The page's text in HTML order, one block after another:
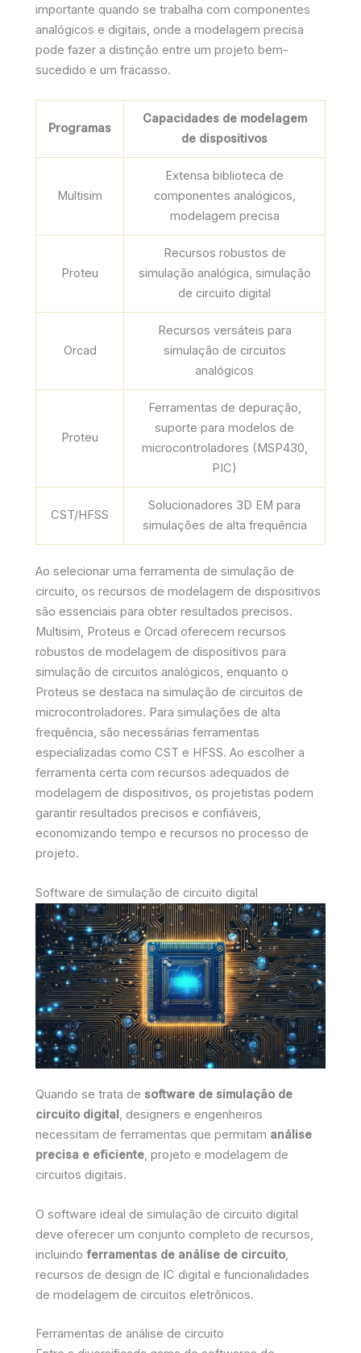
importante quando se trabalha com componentes
analógicos e digitais, onde a modelagem precisa
pode fazer a distinção entre um projeto bem-
sucedido e um fracasso.
Programas
Capacidades de modelagem
de dispositivos
Multisim
Extensa biblioteca de
componentes analógicos,
modelagem precisa
Proteu
Recursos robustos de
simulação analógica, simulação
de circuito digital
Orcad
Recursos versáteis para
simulação de circuitos
analógicos
Proteu
Ferramentas de depuração,
suporte para modelos de
microcontroladores (MSP430,
PIC)
CST/HFSS
Solucionadores 3D EM para
simulações de alta frequência
Ao selecionar uma ferramenta de simulação de
circuito, os recursos de modelagem de dispositivos
são essenciais para obter resultados precisos.
Multisim, Proteus e Orcad oferecem recursos
robustos de modelagem de dispositivos para
simulação de circuitos analógicos, enquanto o
Proteus se destaca na simulação de circuitos de
microcontroladores. Para simulações de alta
frequência, são necessárias ferramentas
especializadas como CST e HFSS. Ao escolher a
ferramenta certa com recursos adequados de
modelagem de dispositivos, os projetistas podem
garantir resultados precisos e confiáveis,
economizando tempo e recursos no processo de
projeto.
Software de simulação de circuito digital
Quando se trata de software de simulação de
circuito digital , designers e engenheiros
necessitam de ferramentas que permitam análise
precisa e eficiente, projeto e modelagem de
circuitos digitais.
O software ideal de simulação de circuito digital
deve oferecer um conjunto completo de recursos,
incluindo ferramentas de análise de circuito,
recursos de design de IC digital e funcionalidades
de modelagem de circuitos eletrônicos.
Ferramentas de análise de circuito